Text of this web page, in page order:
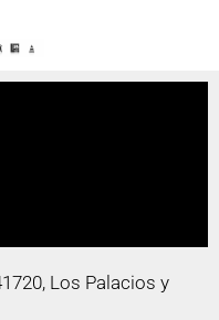
Los Palacios y